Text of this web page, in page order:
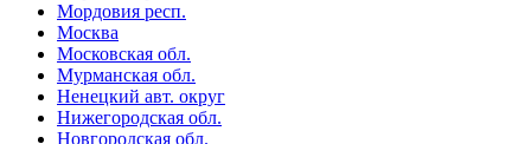
Мордовия респ.
Москва
Московская обл.
Мурманская обл.
Ненецкий авт. округ
Нижегородская обл.
Новгородская обл.